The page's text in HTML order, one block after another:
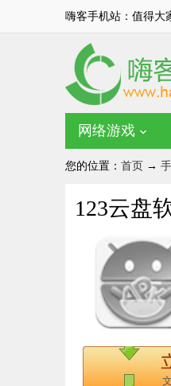
嗨客手机站：值得大
网络游戏
您的位置： 首页 →
123云盘